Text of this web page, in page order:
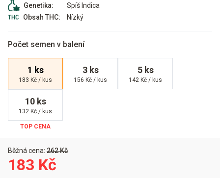
Genetika:
Spíš Indica
Obsah THC:
Nízký
Počet semen v balení
1 ks
183 Kč / kus
3 ks
156 Kč / kus
5 ks
142 Kč / kus
10 ks
132 Kč / kus
Běžná cena: 262 Kč
183 Kč